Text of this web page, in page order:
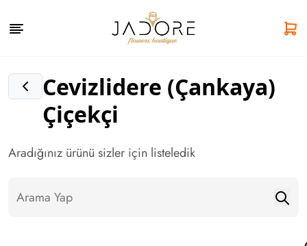
Cevizlidere (Çankaya)
Çiçekçi
Aradığınız ürünü sizler için listeledik